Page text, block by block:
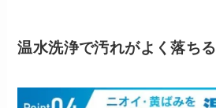
温水洗浄で汚れがよく落ちる